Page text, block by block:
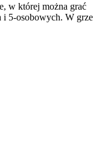
w której można grać
i 5-osobowych. W grze